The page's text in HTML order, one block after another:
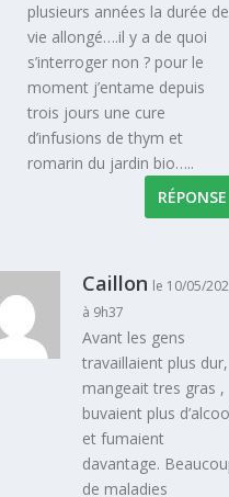
plusieurs années la durée de
vie allongé….il y a de quoi
s’interroger non ? pour le
moment j’entame depuis
trois jours une cure
d’infusions de thym et
romarin du jardin bio…..
RÉPONSE
Caillon le 10/05/
à 9h37
Avant les gens
travaillaient plus dur,
mangeait tres gras ,
buvaient plus
et fumaient
davantage.
de maladies